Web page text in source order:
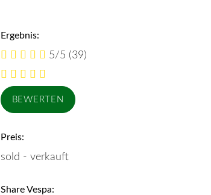
Ergebnis:
5/5 (39)
Preis:
sold - verkauft
Share Vespa: